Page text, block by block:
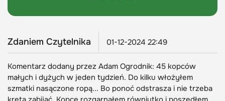
Zdaniem Czytelnika 01-12-2024 22:49
Komentarz dodany przez Adam Ogrodnik: 45 kopców
małych i dyżych w jeden tydzień. Do kilku włożyłem
szmatki nasączone ropą... Bo ponoć odstrasza i nie trzeba